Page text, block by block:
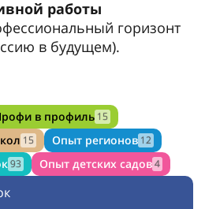
работы
горизонт
в будущем).
в профиль 15
15 Опыт регионов 12
93 Опыт детских садов4